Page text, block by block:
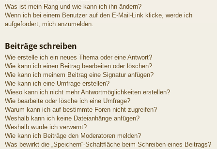
Was ist mein Rang und wie kann ich ihn ändern?
Wenn ich bei einem Benutzer auf den E-Mail-Link klicke, werde ich
aufgefordert, mich anzumelden.
Beiträge schreiben
Wie erstelle ich ein neues Thema oder eine Antwort?
Wie kann ich einen Beitrag bearbeiten oder löschen?
Wie kann ich meinem Beitrag eine Signatur anfügen?
Wie kann ich eine Umfrage erstellen?
Wieso kann ich nicht mehr Antwortmöglichkeiten erstellen?
Wie bearbeite oder lösche ich eine Umfrage?
Warum kann ich auf bestimmte Foren nicht zugreifen?
Weshalb kann ich keine Dateianhänge anfügen?
Weshalb wurde ich verwarnt?
Wie kann ich Beiträge den Moderatoren melden?
Was bewirkt die „Speichern“-Schaltfläche beim Schreiben eines Beitrags?